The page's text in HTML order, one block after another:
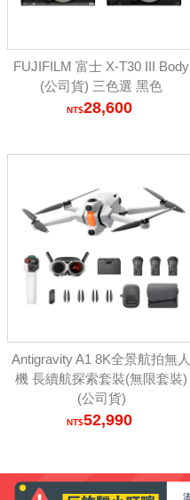
FUJIFILM 富士 X-T30 III Body
(公司貨) 三色選 黑色
28,600
Antigravity A1 8K全景航拍無人
機 長續航探索套裝(無限套裝)
(公司貨)
52,990